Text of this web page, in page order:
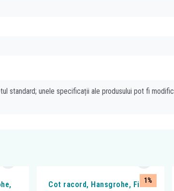
standard; unele specificații ale produsului pot fi
1%
Cot racord, Hansgrohe, FixFit